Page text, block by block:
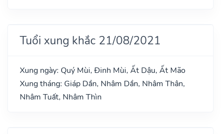
Tuổi xung khắc 21/08/2021
Xung ngày: Quý Mùi, Đinh Mùi, Ất Dậu, Ất Mão
Xung tháng: Giáp Dần, Nhâm Dần, Nhâm Thân,
Nhâm Tuất, Nhâm Thìn